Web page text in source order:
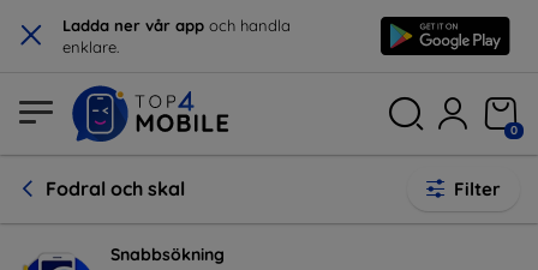
× Ladda ner vår app och handla
enklare.
0
Fodral och skal Filter
Snabbsökning